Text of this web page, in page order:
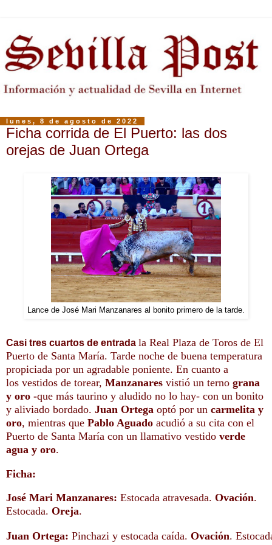
lunes, 8 de agosto de 2022
Ficha corrida de El Puerto: las dos
orejas de Juan Ortega
Lance de José Mari Manzanares al bonito primero de la tarde.
Casi tres cuartos de entrada la Real Plaza de Toros de El
Puerto de Santa María. Tarde noche de buena temperatura
propiciada por un agradable poniente. En cuanto a
los vestidos de torear, Manzanares vistió un terno grana
y oro -que más taurino y aludido no lo hay- con un bonito
y aliviado bordado. Juan Ortega optó por un carmelita y
oro, mientras que Pablo Aguado acudió a su cita con el
Puerto de Santa María con un llamativo vestido verde
agua y oro.
Ficha:
José Mari Manzanares: Estocada atravesada. Ovación.
Estocada. Oreja.
Juan Ortega: Pinchazi y estocada caída. Ovación.